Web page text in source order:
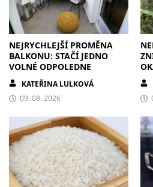
NEJRYCHLEJŠÍ PROMĚNA
BALKONU: STAČÍ JEDNO
VOLNÉ ODPOLEDNE
KATEŘINA LULKOVÁ
09. 08. 2026